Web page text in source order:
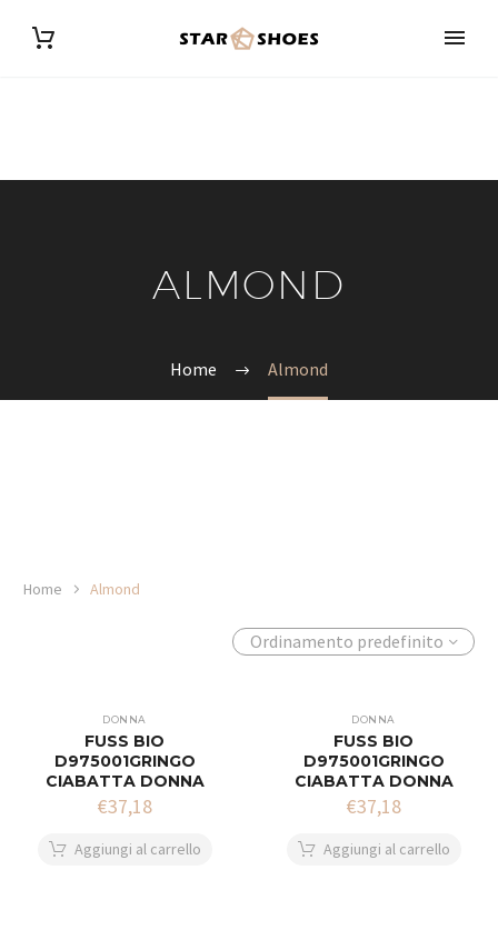
ALMOND
Home Almond
Home Almond
Ordinamento predefinito
DONNA
FUSS BIO
D975001GRINGO
CIABATTA DONNA
€37,18
Aggiungi al carrello
DONNA
FUSS BIO
D975001GRINGO
CIABATTA DONNA
€37,18
Aggiungi al carrello